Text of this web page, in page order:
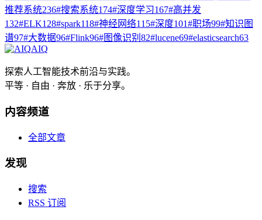
推荐系统236#搜索系统174#深度学习167#高并发
132#ELK128#spark118#神经网络115#深度101#职场99#知识图
谱97#大数据96#Flink96#图像识别 82#lucene69#elasticsearch63
AIQ
探索人工智能技术前沿与实践。
平等 · 自由 · 奔放 · 乐于分享。
内容频道
全部文章
发现
搜索
RSS 订阅